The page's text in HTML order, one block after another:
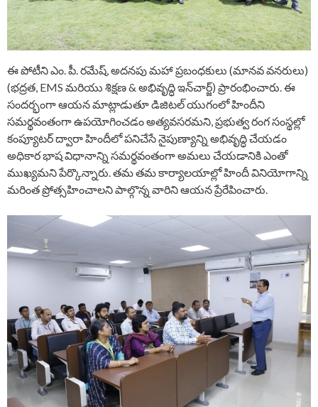
ఈ పోటీని ఎం. పీ. రమేష్, అదనపు మహా ప్రబంధకులు (మానవ వనరులు)
(భద్రత, EMS మరియు శిక్షణ & అభివృద్ధి ఇన్‌చార్జ్) ప్రారంభించారు. ఈ
సందర్భంగా ఆయన మాట్లాడుతూ డిజిటల్ యుగంలో హిందీని
సమర్థవంతంగా ఉపయోగించడం అత్యవసరమని, ప్రభుత్వ రంగ సంస్థల్లో
కంప్యూటర్ ద్వారా హిందీలో పనిచేసే నైపుణ్యాన్ని అభివృద్ధి చేయడం
అధికార భాష విధానాన్ని సమర్థవంతంగా అమలు చేయడానికి ఎంతో
ముఖ్యమని పేర్కొన్నారు. తమ తమ కార్యాలయాల్లో హిందీ వినియోగాన్ని
మరింత ప్రోత్సహించాలని పాల్గొన్న వారిని ఆయన ప్రేరేపించారు.